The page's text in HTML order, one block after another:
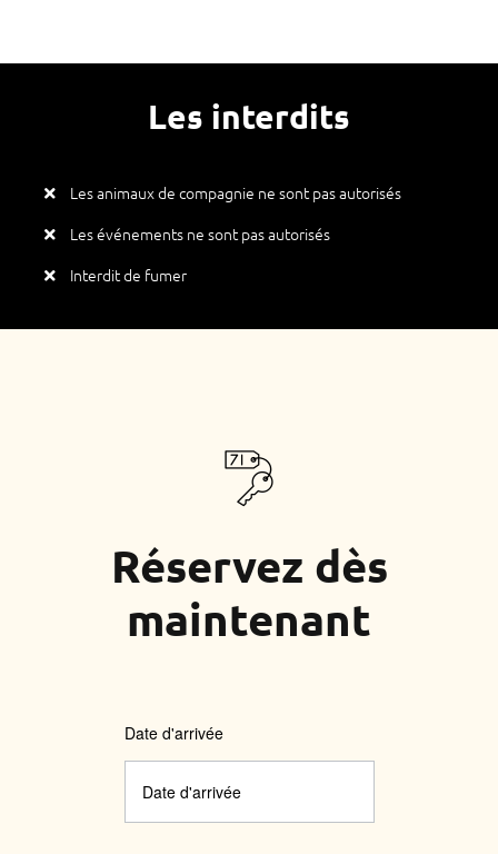
Les interdits
Les animaux de compagnie ne sont pas autorisés
Les événements ne sont pas autorisés
Interdit de fumer
Réservez dès
maintenant
Date d'arrivée